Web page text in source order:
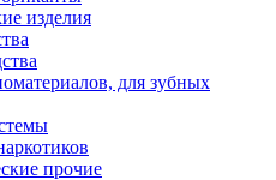
изделия
для зубных
прочие